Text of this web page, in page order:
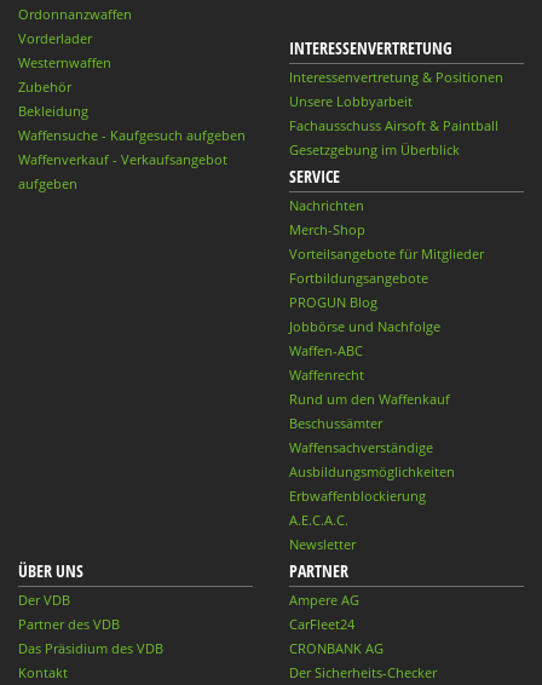
Ordonnanzwaffen
Vorderlader
Westernwaffen
Zubehör
Bekleidung
Waffensuche - Kaufgesuch aufgeben
Waffenverkauf - Verkaufsangebot
aufgeben
INTERESSENVERTRETUNG
Interessenvertretung & Positionen
Unsere Lobbyarbeit
Fachausschuss Airsoft & Paintball
Gesetzgebung im Überblick
SERVICE
Nachrichten
Merch-Shop
Vorteilsangebote für Mitglieder
Fortbildungsangebote
PROGUN Blog
Jobbörse und Nachfolge
Waffen-ABC
Waffenrecht
Rund um den Waffenkauf
Beschussämter
Waffensachverständige
Ausbildungsmöglichkeiten
Erbwaffenblockierung
A.E.C.A.C.
Newsletter
ÜBER UNS
Der VDB
Partner des VDB
Das Präsidium des VDB
Kontakt
PARTNER
Ampere AG
CarFleet24
CRONBANK AG
Der Sicherheits-Checker